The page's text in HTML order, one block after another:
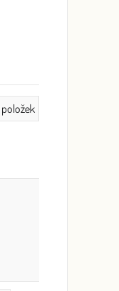
položek